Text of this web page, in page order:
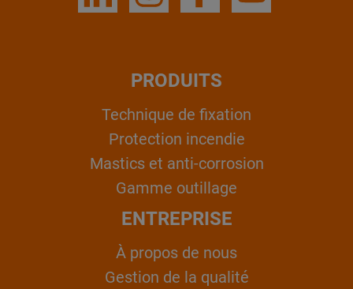
PRODUITS
Technique de fixation
Protection incendie
Mastics et anti-corrosion
Gamme outillage
ENTREPRISE
À propos de nous
Gestion de la qualité